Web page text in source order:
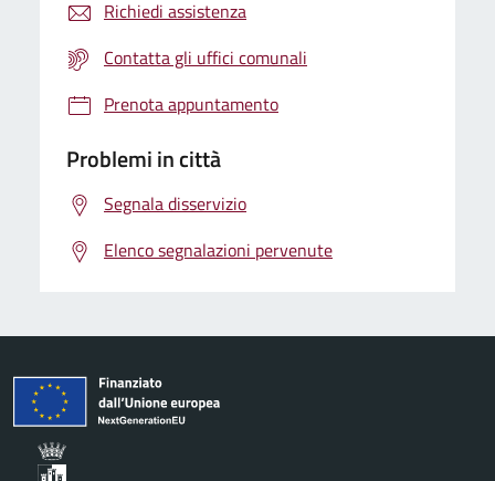
Richiedi assistenza
Contatta gli uffici comunali
Prenota appuntamento
Problemi in città
Segnala disservizio
Elenco segnalazioni pervenute